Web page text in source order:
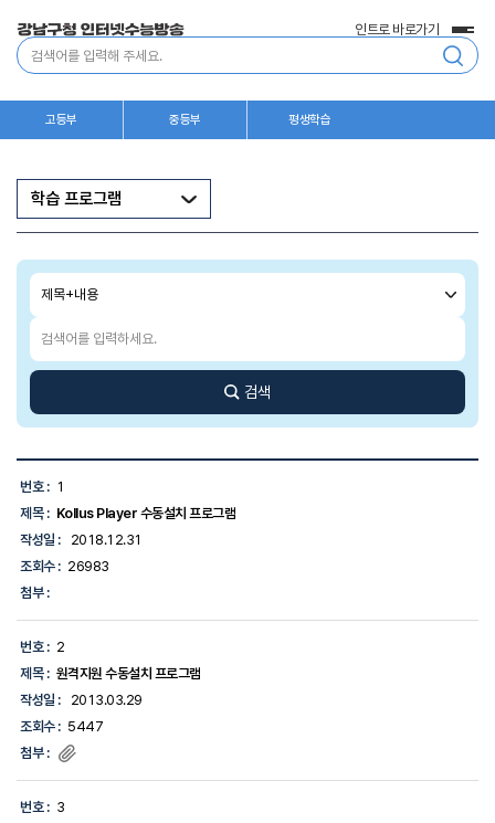
통
합
색
인트로 바로가기
전
체
메
고등부 중등부 평생학습
학습 프로그램
검
조
검
어
입
검색
객
터
목
-
번
목,
성
일,
회
수,
부
에
번호 : 1
제목 : Kollus Player 수동설치 프로그램
작성일 :
2018.12.31
조회수 : 26983
첨부 :
번호 : 2
제목 : 원격지원 수동설치 프로그램
작성일 :
2013.03.29
조회수 : 5447
첨부 :
번호 : 3